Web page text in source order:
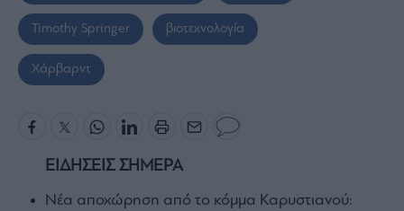
Timothy Springer βιοτεχνολογία
Χάρβαρντ
ΕΙΔΗΣΕΙΣ ΣΗΜΕΡΑ
Νέα αποχώρηση από το κόμμα Καρυστιανού: